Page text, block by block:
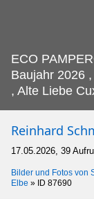
ECO
Baujahr 2026
, Alte Liebe
Reinhard
17.05.2026, 39
Bilder und Fotos von
Elbe » ID 87690